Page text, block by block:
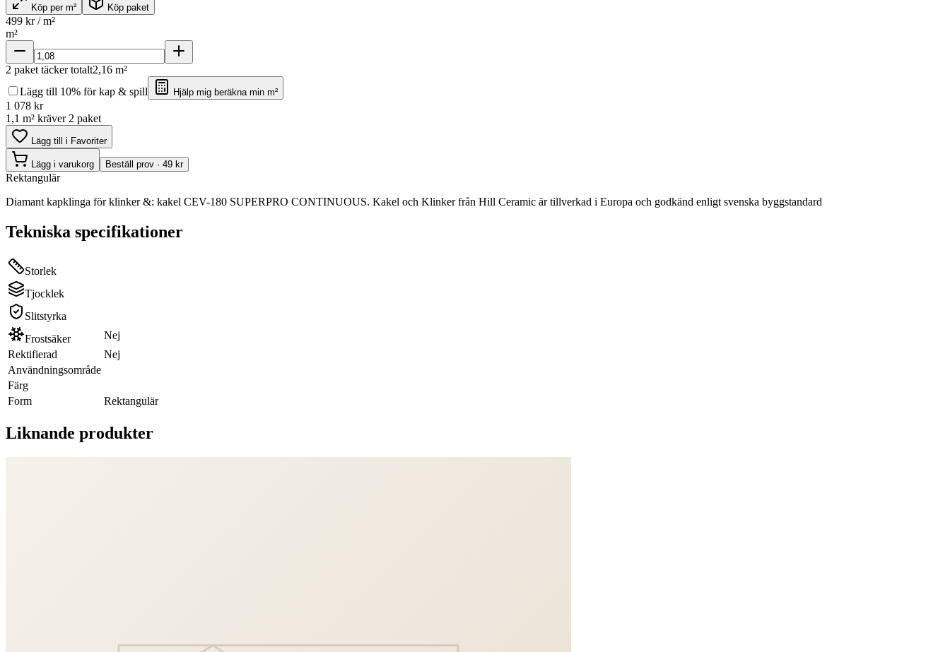
Köp per m² Köp paket
499 kr / m²
m²
2 paket täcker totalt2,16 m²
Lägg till 10% för kap & spill
Hjälp mig beräkna min m²
1 078 kr
1,1 m² kräver 2 paket
Lägg till i Favoriter
Lägg i varukorg Beställ prov · 49 kr
Rektangulär
Diamant kapklinga för klinker &: kakel CEV-180 SUPERPRO CONTINUOUS. Kakel och Klinker från Hill Ceramic är tillverkad i Europa och godkänd enligt svenska byggstandard
Tekniska specifikationer
Storlek
Tjocklek
Slitstyrka
Frostsäker
Nej
Rektifierad
Nej
Användningsområde
Färg
Form
Rektangulär
Liknande produkter